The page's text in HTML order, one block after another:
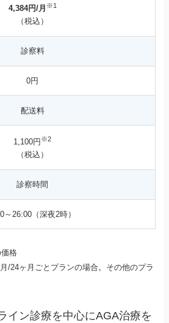
4,384円/月 ※1
（税込）
診察料
0円
配送料
1,100円 ※2
（税込）
診察時間
～26:00（深夜2時）
格
24ヶ月ごとプランの場合。その他のプラ
イン診療を中心にAGA治療を